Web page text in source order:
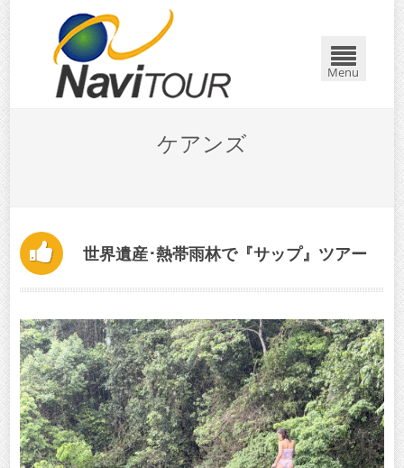
Menu
ケアンズ
世界遺産･熱帯雨林で『サップ』ツアー